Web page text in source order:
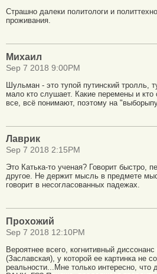
Страшно далеки политологи и
проживания.
Михаил
Sep 7 2018 9:00PM
Шульман - это тупой путинский тролль,
мало кто слушает. Какие перемены и
все, всё понимают, поэтому на
Лаврик
Sep 7 2018 2:15PM
Это Катька-то ученая? Говорит быстро,
другое. Не держит мысль в предмете
говорит в несогласованных падежах.
Прохожий
Sep 7 2018 12:10PM
Вероятнее всего, когнитивный
(Заславская), у которой ее картинка не
реальности...Мне только интересно, что